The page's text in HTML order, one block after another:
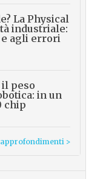
La Physical
industriale:
agli errori
il peso
in un
chip
>